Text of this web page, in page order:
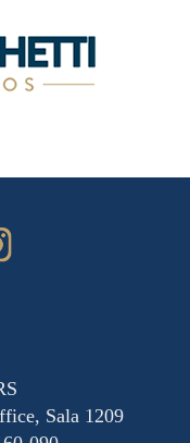
Sala 1209